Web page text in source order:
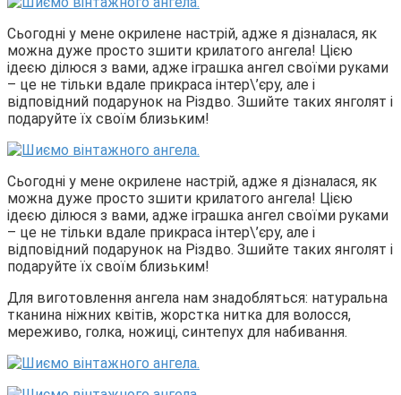
Сьогодні у мене окрилене настрій, адже я дізналася, як
можна дуже просто зшити крилатого ангела! Цією
ідеєю ділюся з вами, адже іграшка ангел своїми руками
– це не тільки вдале прикраса інтер\’єру, але і
відповідний подарунок на Різдво. Зшийте таких янголят і
подаруйте їх своїм близьким!
Сьогодні у мене окрилене настрій, адже я дізналася, як
можна дуже просто зшити крилатого ангела! Цією
ідеєю ділюся з вами, адже іграшка ангел своїми руками
– це не тільки вдале прикраса інтер\’єру, але і
відповідний подарунок на Різдво. Зшийте таких янголят і
подаруйте їх своїм близьким!
Для виготовлення ангела нам знадобляться: натуральна
тканина ніжних квітів, жорстка нитка для волосся,
мереживо, голка, ножиці, синтепух для набивання.